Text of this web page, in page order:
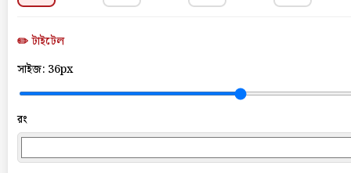
✏️ টাইটেল
সাইজ: 36px
রং